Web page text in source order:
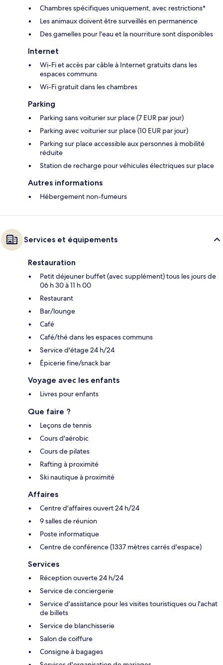
Chambres spécifiques uniquement, avec restrictions*
Les animaux doivent être surveillés en permanence
Des gamelles pour l'eau et la nourriture sont disponibles
Internet
Wi-Fi et accès par câble à Internet gratuits dans les
espaces communs
Wi-Fi gratuit dans les chambres
Parking
Parking sans voiturier sur place (7 EUR par jour)
Parking avec voiturier sur place (10 EUR par jour)
Parking sur place accessible aux personnes à mobilité
réduite
Station de recharge pour véhicules électriques sur place
Autres informations
Hébergement non-fumeurs
Services et équipements
Restauration
Petit déjeuner buffet (avec supplément) tous les jours de
06 h 30 à 11 h 00
Restaurant
Bar/lounge
Café
Café/thé dans les espaces communs
Service d'étage 24 h/24
Épicerie fine/snack bar
Voyage avec les enfants
Livres pour enfants
Que faire ?
Leçons de tennis
Cours d'aérobic
Cours de pilates
Rafting à proximité
Ski nautique à proximité
Affaires
Centre d'affaires ouvert 24 h/24
9 salles de réunion
Poste informatique
Centre de conférence (1337 mètres carrés d'espace)
Services
Réception ouverte 24 h/24
Service de conciergerie
Service d'assistance pour les visites touristiques ou l'achat
de billets
Service de blanchisserie
Salon de coiffure
Consigne à bagages